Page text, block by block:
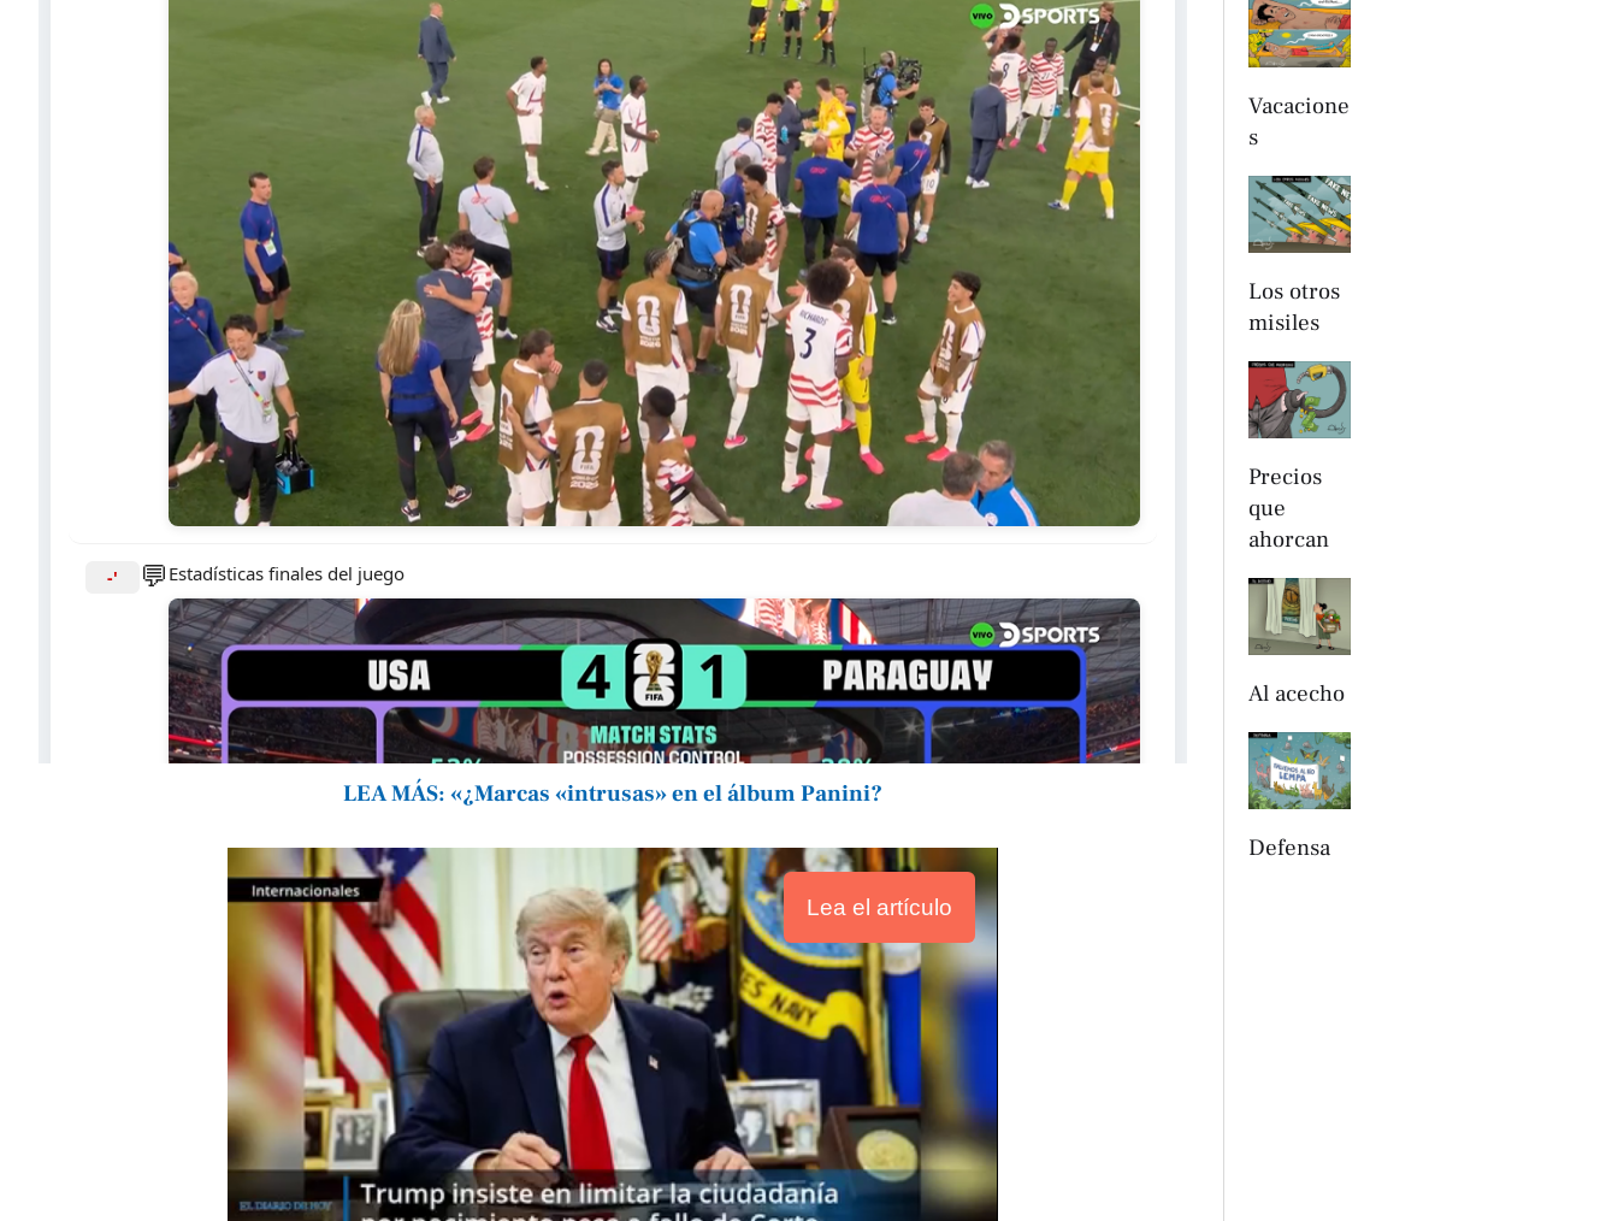
LEA MÁS: «¿Marcas «intrusas» en el álbum Panini?
Lea el artículo
Vacacione
s
Los otros
misiles
Precios
que
ahorcan
Al acecho
Defensa